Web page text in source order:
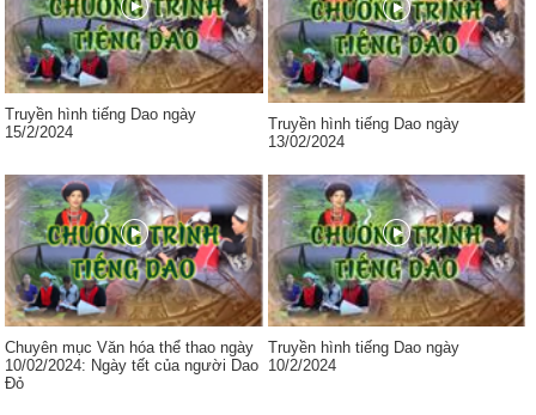
Truyền hình tiếng Dao ngày
15/2/2024
Truyền hình tiếng Dao ngày
13/02/2024
Chuyên mục Văn hóa thể thao ngày
10/02/2024: Ngày tết của người Dao
Đỏ
Truyền hình tiếng Dao ngày
10/2/2024